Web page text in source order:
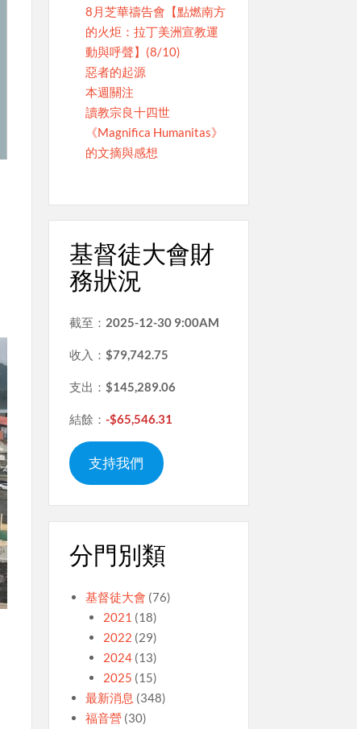
8月芝華禱告會【點燃南方
的火炬：拉丁美洲宣教運
動與呼聲】(8/10)
惡者的起源
本週關注
讀教宗良十四世
《Magnifica Humanitas》
的文摘與感想
基督徒大會財
務狀況
截至： 2025-12-30 9:00AM
收入： $79,742.75
支出： $145,289.06
結餘： -$65,546.31
支持我們
分門別類
基督徒大會 (76)
2021 (18)
2022 (29)
2024 (13)
2025 (15)
最新消息 (348)
福音營(30)